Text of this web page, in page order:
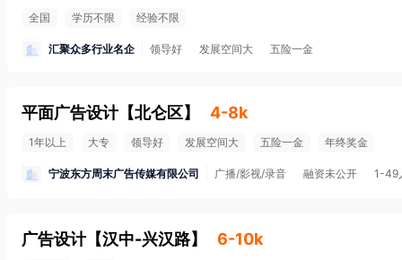
全国 学历不限 经验不限
汇聚众多行业名企 领导好 发展空间大 五险一金
平面广告设计 【北仑区】 4-8k
1年以上 大专 领导好 发展空间大 五险一金 年终奖金
宁波东方周末广告传媒有限公司 广播/影视/录音 融资未公开 1-49
广告设计 【汉中-兴汉路】 6-10k